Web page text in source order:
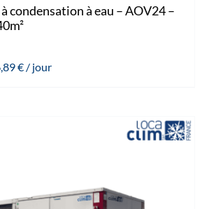
condensation à eau – AOV24 –
€/ jour